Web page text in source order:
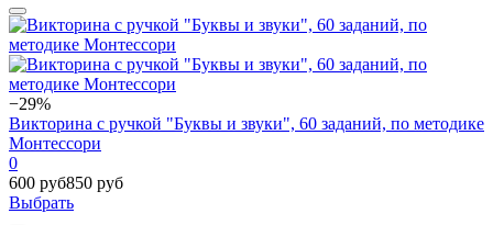
−29%
Викторина с ручкой "Буквы и звуки", 60 заданий, по методике
Монтессори
0
600 руб850 руб
Выбрать